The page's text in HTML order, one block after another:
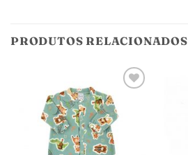
PRODUTOS RELACIONADOS
Adicionar
meus